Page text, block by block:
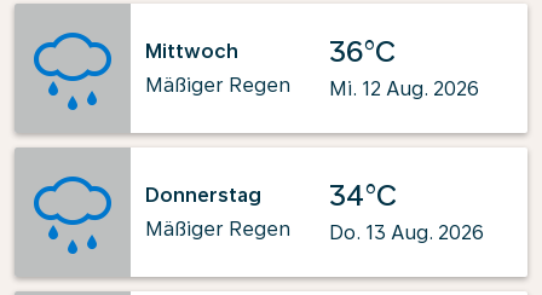
Mittwoch
Mäßiger Regen
36°C
Mi. 12 Aug. 2026
Donnerstag
Mäßiger Regen
34°C
Do. 13 Aug. 2026